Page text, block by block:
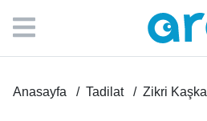
Anasayfa Tadilat Zikri Kaşka